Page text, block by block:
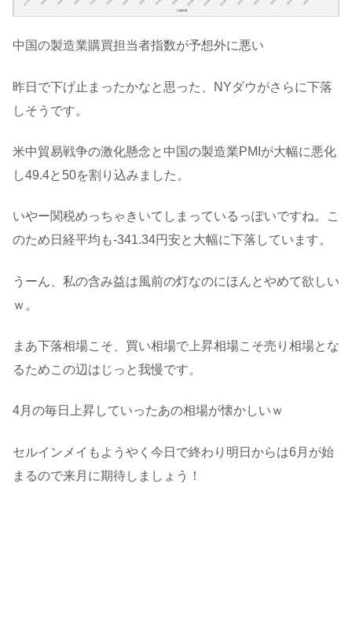
中国の製造業購買担当者指数が予想外に悪い
昨日で下げ止まったかなと思った、NYダウがさらに下落
しそうです。
米中貿易戦争の激化懸念と中国の製造業PMIが大幅に悪化
し49.4と50を割り込みました。
いやー関税めっちゃきいてしまっているっぽいですね。こ
のため日経平均も-341.34円安と大幅に下落しています。
うーん、私の含み益は風前の灯なのにほんとやめて欲しい
ｗ。
まあ下落相場こそ、買い相場で上昇相場こそ売り相場とな
るためこの辺はじっと我慢です。
4月の毎日上昇していったあの相場が懐かしいｗ
セルインメイもようやく今日で終わり明日からは6月が始
まるので来月に期待しましょう！